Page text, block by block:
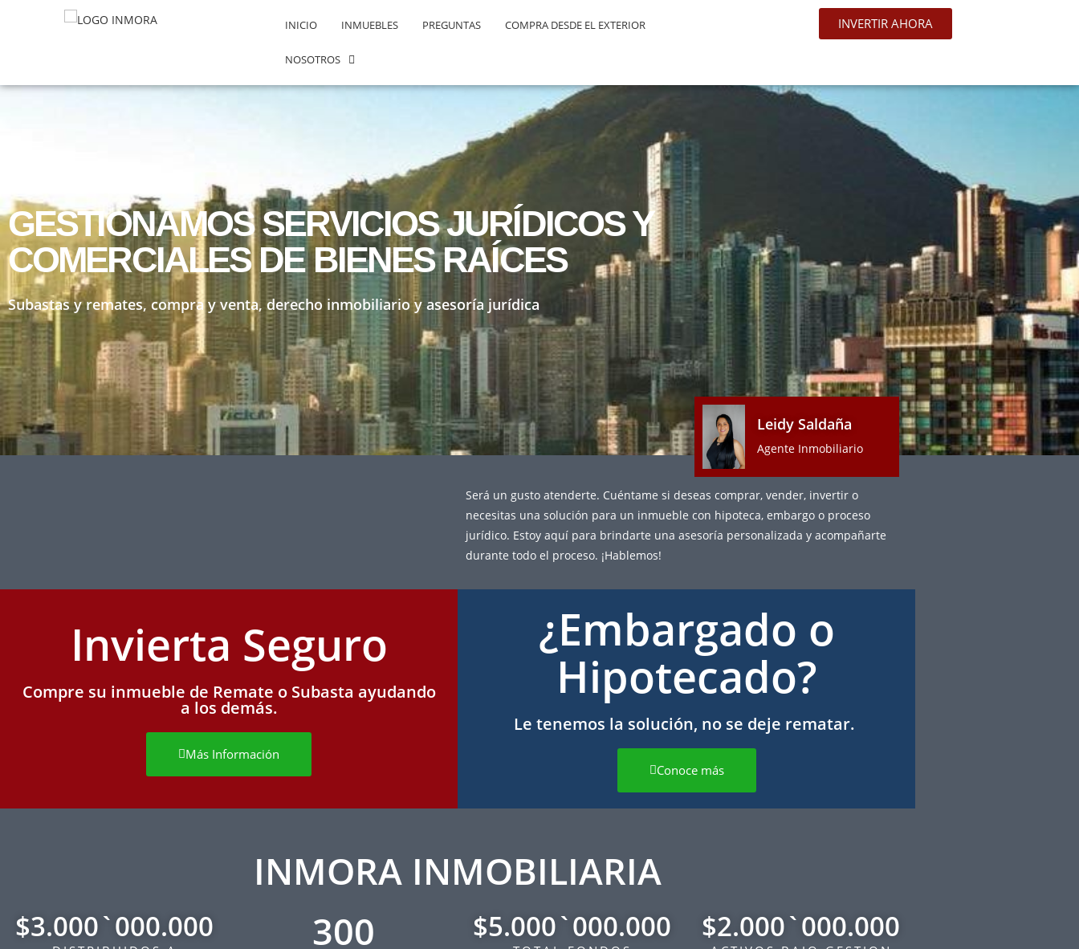
INICIO INMUEBLES PREGUNTAS COMPRA DESDE EL EXTERIOR
NOSOTROS
INVERTIR AHORA
GESTIONAMOS SERVICIOS JURÍDICOS Y
COMERCIALES DE BIENES RAÍCES
Subastas y remates, compra y venta, derecho inmobiliario y asesoría jurídica
Leidy Saldaña
Agente Inmobiliario
Será un gusto atenderte. Cuéntame si deseas comprar, vender, invertir o
necesitas una solución para un inmueble con hipoteca, embargo o proceso
jurídico. Estoy aquí para brindarte una asesoría personalizada y acompañarte
durante todo el proceso. ¡Hablemos!
Invierta Seguro
Compre su inmueble de Remate o Subasta ayudando
a los demás.
Más Información
¿Embargado o
Hipotecado?
Le tenemos la solución, no se deje rematar.
Conoce más
INMORA INMOBILIARIA
$3.000`000.000 300 $5.000`000.000 $2.000`000.000